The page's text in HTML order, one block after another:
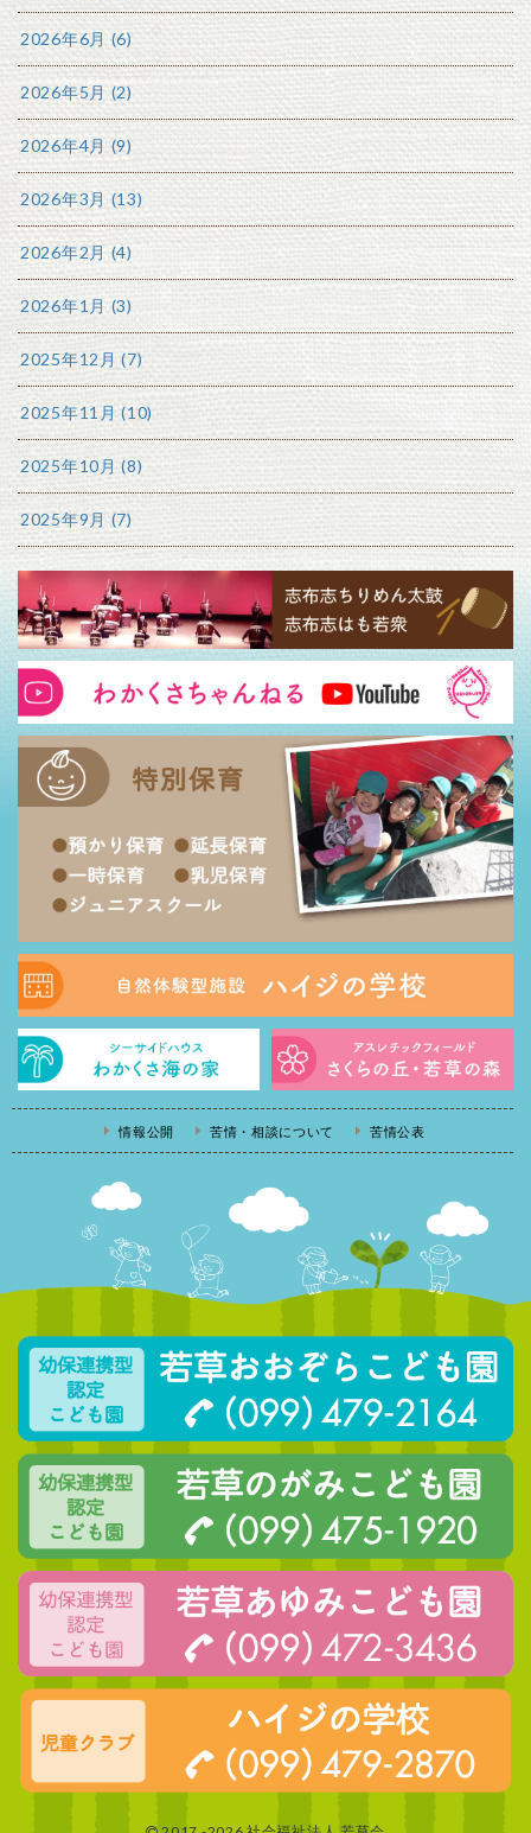
2026年6月 (6)
2026年5月 (2)
2026年4月 (9)
2026年3月 (13)
2026年2月 (4)
2026年1月 (3)
2025年12月 (7)
2025年11月 (10)
2025年10月 (8)
2025年9月 (7)
情報公開 苦情・相談について 苦情公表